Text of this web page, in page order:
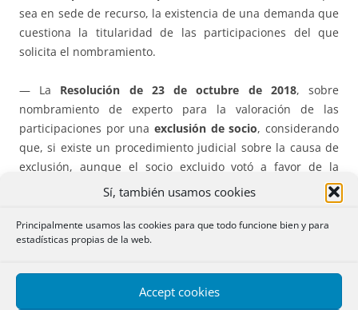
Sí, también usamos cookies
Principalmente usamos las cookies para que todo funcione bien y para
estadísticas propias de la web.
Accept cookies
sea en sede de recurso, la existencia de una demanda que
cuestiona la titularidad de las participaciones del que
solicita el nombramiento.
— La Resolución de 23 de octubre de 2018, sobre
nombramiento de experto para la valoración de las
participaciones por una exclusión de socio, considerando
que, si existe un procedimiento judicial sobre la causa de
exclusión, aunque el socio excluido votó a favor de la
misma, no procede el nombramiento, sino la suspensión
del expediente hasta la resolución judicial. Es decir,
aunque el socio esté de acuerdo con la exclusión y la
sociedad recurra la suspensión que el registrador hace del
sea la causa de la exclusión. Curioso expediente.